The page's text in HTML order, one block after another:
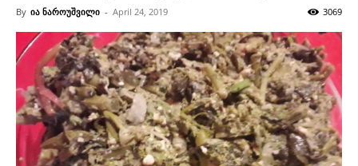
By ია ნაროუშვილი - April 24, 2019 3069